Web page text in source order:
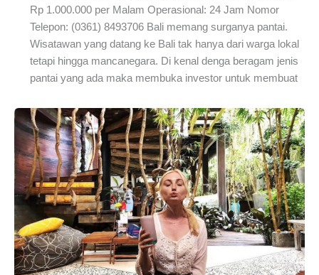
Rp 1.000.000 per Malam Operasional: 24 Jam Nomor
Telepon: (0361) 8493706 Bali memang surganya pantai.
Wisatawan yang datang ke Bali tak hanya dari warga lokal
tetapi hingga mancanegara. Di kenal denga beragam jenis
pantai yang ada maka membuka investor untuk membuat